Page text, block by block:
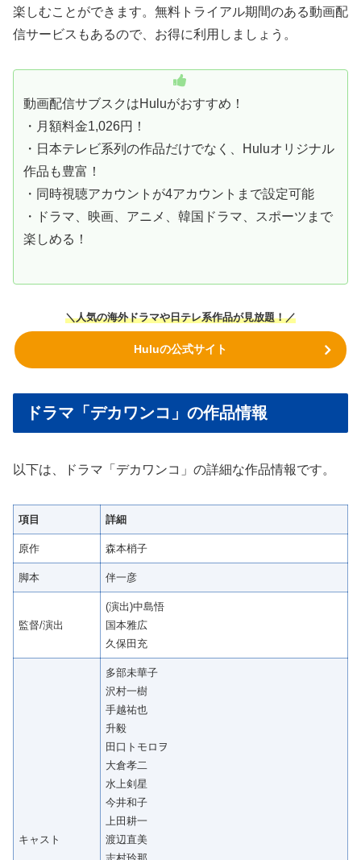
楽しむことができます。無料トライアル期間のある動画配
信サービスもあるので、お得に利用しましょう。
動画配信サブスクはHuluがおすすめ！
・月額料金1,026円！
・日本テレビ系列の作品だけでなく、Huluオリジナル
作品も豊富！
・同時視聴アカウントが4アカウントまで設定可能
・ドラマ、映画、アニメ、韓国ドラマ、スポーツまで
楽しめる！
＼人気の海外ドラマや日テレ系作品が見放題！／
Huluの公式サイト
ドラマ「デカワンコ」の作品情報
以下は、ドラマ「デカワンコ」の詳細な作品情報です。
項目 詳細
原作 森本梢子
脚本 伴一彦
監督/演出
(演出)中島悟
国本雅広
久保田充
キャスト
多部未華子
沢村一樹
手越祐也
升毅
田口トモロヲ
大倉孝二
水上剣星
今井和子
上田耕一
渡辺直美